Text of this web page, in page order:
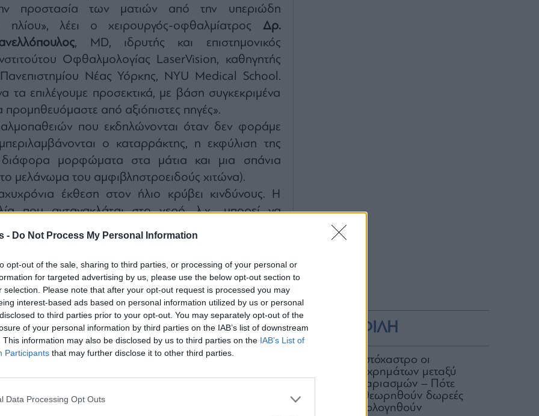
- Do Not Process My Personal Information
opt-out of the sale, sharing to third parties, or processing of your personal or
for targeted advertising by us, please use the below opt-out section to
selection. Please note that after your opt-out request is processed you may
interest-based ads based on personal information utilized by us or personal
to third parties prior to your opt-out. You may separately opt-out of the
of your personal information by third parties on the IAB’s list of downstream
This information may also be disclosed by us to third parties on the IAB’s List of
Participants that may further disclose it to other third parties.
Data Processing Opt Outs
προστασία των ματιών από την υπεριώδη
ηλίου», λέει ο χειρουργός-οφθαλμίατρος Δρ.
, MD, ιδρυτής και επιστημονικός
Οφθαλμολογίας LaserVision, καθηγητής
Νέας Υόρκης, NYU Medical School.
τα επιλέγουμε προσεκτικά, με βάση συγκεκριμένα
προμηθευόμαστε από αξιόπιστες πηγές».
που εκδηλώνονται όταν δεν φοράμε
ο καταρράκτης, η εκφύλιση της
μορφώματα στα μάτια και μια σπάνια
μελάνωμα του αμφιβληστροειδούς χιτώνα).
έκθεση στον ήλιο κρύβει κινδύνους. Η
που αντανακλάται στο νερό, λ.χ., μπορεί να
– ένα επώδυνο ηλιακό έγκαυμα στο
θολή όραση, ευαισθησία στο λαμπερό φως και,
με παροδική απώλεια της οράσεως.
να ξέρουμε αν τα γυαλιά ηλίου που έχουμε εδώ
επαρκώς τα μάτια από την υπεριώδη
να είναι κανείς βέβαιος είναι να πάει τα γυαλιά
οπτικών υπάρχουν ειδικά μηχανήματα που
η Αμερικανική Ακαδημία Οφθαλμολογίας συνιστά
ΔΗΜΟΦΙΛΗ
ΑΑΔΕ: Στο στόχαστρο οι
μεταφορές χρημάτων μεταξύ
κοινών λογαριασμών – Πότε
μπορεί να θεωρηθούν δωρεές
και να φορολογηθούν